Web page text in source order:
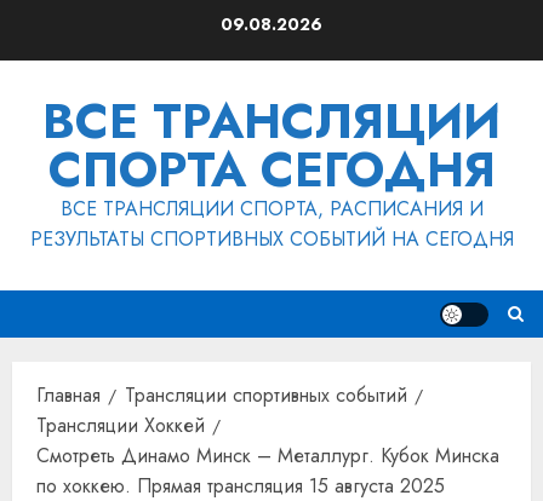
09.08.2026
ВСЕ ТРАНСЛЯЦИИ
СПОРТА СЕГОДНЯ
ВСЕ ТРАНСЛЯЦИИ СПОРТА, РАСПИСАНИЯ И
РЕЗУЛЬТАТЫ СПОРТИВНЫХ СОБЫТИЙ НА СЕГОДНЯ
Главная
Трансляции спортивных событий
Трансляции Хоккей
Смотреть Динамо Минск – Металлург. Кубок Минска
по хоккею. Прямая трансляция 15 августа 2025